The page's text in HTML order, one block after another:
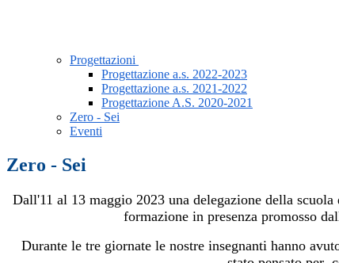
Progettazioni
Progettazione a.s. 2022-2023
Progettazione a.s. 2021-2022
Progettazione A.S. 2020-2021
Zero - Sei
Eventi
Zero - Sei
Dall'11 al 13 maggio 2023 una delegazione della
formazione in presenza promosso
Durante le tre giornate le nostre insegnanti hanno